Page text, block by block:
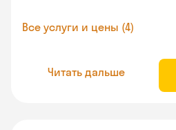
Все услуги и цены (4)
Читать дальше